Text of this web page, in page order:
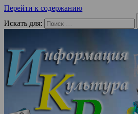
Перейти к содержанию
Искать для: